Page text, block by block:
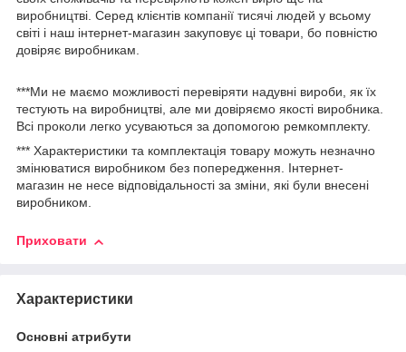
виробництві. Серед клієнтів компанії тисячі людей у ​​всьому
світі і наш інтернет-магазин закуповує ці товари, бо повністю
довіряє виробникам.
***Ми не маємо можливості перевіряти надувні вироби, як їх
тестують на виробництві, але ми довіряємо якості виробника.
Всі проколи легко усуваються за допомогою ремкомплекту.
*** Характеристики та комплектація товару можуть незначно
змінюватися виробником без попередження. Інтернет-
магазин не несе відповідальності за зміни, які були внесені
виробником.
Приховати
Характеристики
Основні атрибути